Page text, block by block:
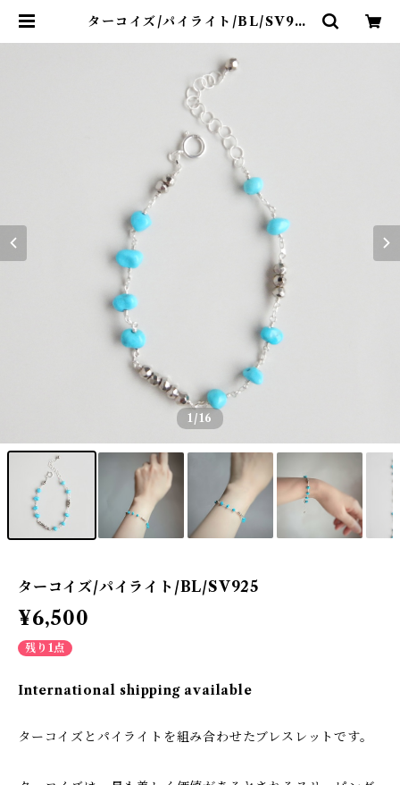
ターコイズ/パイライト/BL/SV925
1/16
ターコイズ/パイライト/BL/SV925
¥6,500
残り1点
International shipping available
ターコイズとパイライトを組み合わせたブレスレットです。